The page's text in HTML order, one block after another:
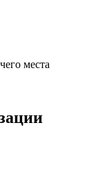
места